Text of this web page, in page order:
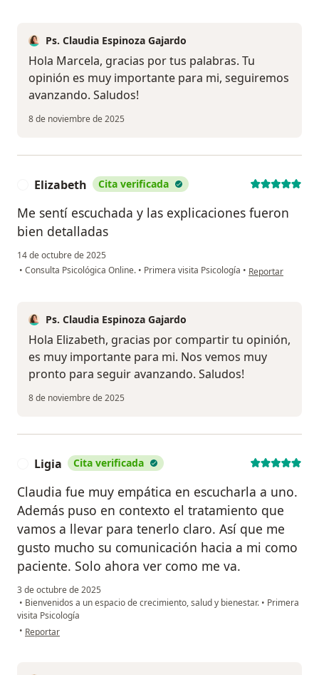
Ps. Claudia Espinoza Gajardo
Hola Marcela, gracias por tus palabras. Tu
opinión es muy importante para mi, seguiremos
avanzando. Saludos!
8 de noviembre de 2025
Elizabeth Cita verificada
Me sentí escuchada y las explicaciones fueron
bien detalladas
14 de octubre de 2025
• Consulta Psicológica Online. • Primera visita Psicología • en opinión del
Reportar
Ps. Claudia Espinoza Gajardo
Hola Elizabeth, gracias por compartir tu opinión,
es muy importante para mi. Nos vemos muy
pronto para seguir avanzando. Saludos!
8 de noviembre de 2025
Ligia Cita verificada
Claudia fue muy empática en escucharla a uno.
Además puso en contexto el tratamiento que
vamos a llevar para tenerlo claro. Así que me
gusto mucho su comunicación hacia a mi como
paciente. Solo ahora ver como me va.
3 de octubre de 2025
• Bienvenidos a un espacio de crecimiento, salud y bienestar. • Primera
visita Psicología
• en opinión del usuario Ligia
Reportar